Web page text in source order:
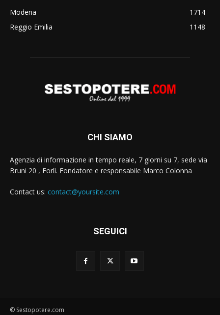
Modena
1714
Reggio Emilia
1148
CHI SIAMO
Agenzia di informazione in tempo reale, 7 giorni su 7, sede via
Bruni 20 , Forlì. Fondatore e responsabile Marco Colonna
Contact us: contact@yoursite.com
SEGUICI
© Sestopotere.com